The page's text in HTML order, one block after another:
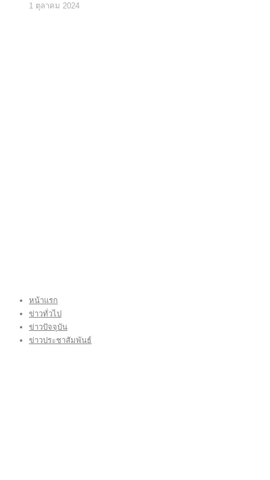
1 ตุลาคม 2024
หน้าแรก
ข่าวทั่วไป
ข่าวปัจจุบัน
ข่าวประชาสัมพันธ์